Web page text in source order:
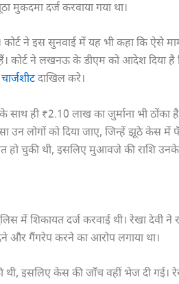
मुकदमा दर्ज करवाया गया था।
ने इस सुनवाई में यह भी कहा कि ऐसे
ने लखनऊ के डीएम को आदेश दिया है
चार्जशीटदाखिल करे।
साथ ही ₹2.10 लाख का जुर्माना भी ठोंका
उन लोगों को दिया जाए, जिन्हें झूठे केस में
हो चुकी थी, इसलिए मुआवजे की राशि उनके
में शिकायत दर्ज करवाई थी। रेखा देवी ने
और गैंगरेप करने का आरोप लगाया था।
इसलिए केस की जाँच वहीं भेज दी गई।